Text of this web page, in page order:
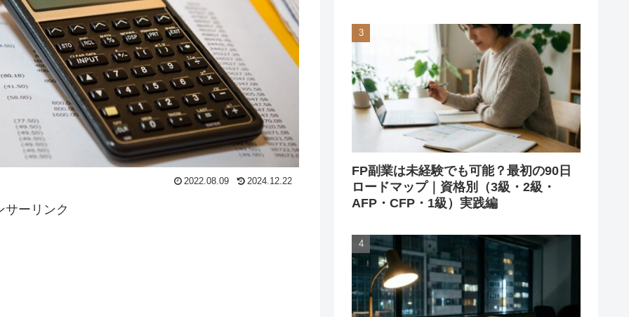
2022.08.09 2024.12.22
サーリンク
FP副業は未経験でも可能？最初の90日
ロードマップ｜資格別（3級・2級・
AFP・CFP・1級）実践編